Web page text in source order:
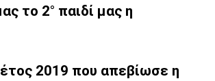
το 2° παιδί μας η
2019 που απεβίωσε η